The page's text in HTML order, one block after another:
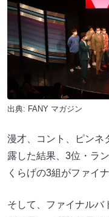
出典: FANY マガジン
漫才、コント、ピンネ
露した結果、3位・ラ
くらげの3組がファイ
そして、ファイナルバ